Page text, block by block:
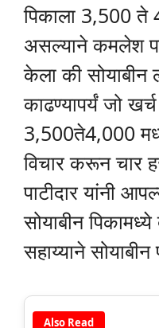
पिकाला 3,500 ते
असल्याने कमलेश
केला की सोयाबीन
काढण्यापर्यं जो
3,500ते4,000
विचार करून चार
पाटीदार यांनी
सोयाबीन
सहाय्याने
Also Read